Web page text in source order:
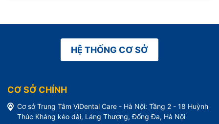
HỆ THỐNG CƠ SỞ
CƠ SỞ CHÍNH
Cơ sở Trung Tâm ViDental Care - Hà Nội: Tầng 2 - 18 Huỳnh
Thúc Kháng kéo dài, Láng Thượng, Đống Đa, Hà Nội